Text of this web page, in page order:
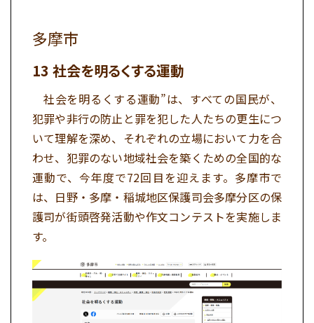
多摩市
社会を明るくする運動
社会を明るくする運動”は、すべての国民が、
犯罪や非行の防止と罪を犯した人たちの更生につ
いて理解を深め、それぞれの立場において力を合
わせ、犯罪のない地域社会を築くための全国的な
運動で、今年度で72回目を迎えます。多摩市で
は、日野・多摩・稲城地区保護司会多摩分区の保
護司が街頭啓発活動や作文コンテストを実施しま
す。